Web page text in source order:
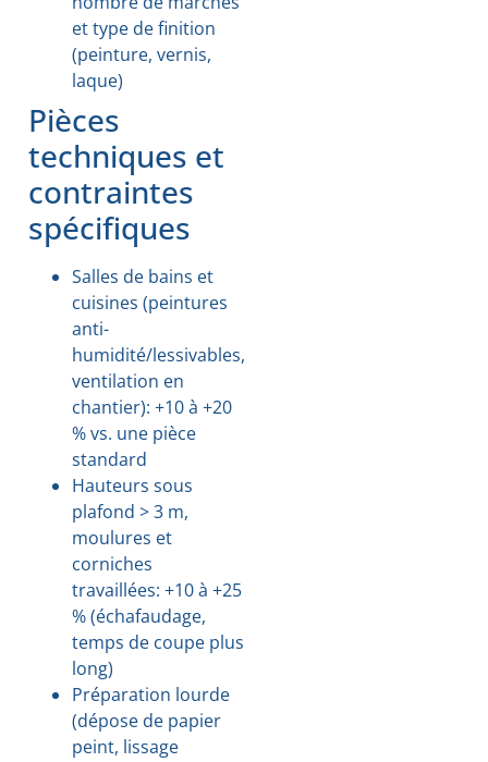
et type de finition
(peinture, vernis,
laque)
Pièces
techniques et
contraintes
spécifiques
Salles de bains et
cuisines (peintures
anti-
humidité/lessivables,
ventilation en
chantier): +10 à +20
% vs. une pièce
standard
Hauteurs sous
plafond > 3 m,
moulures et
corniches
travaillées: +10 à +25
% (échafaudage,
temps de coupe plus
long)
Préparation lourde
(dépose de papier
peint, lissage